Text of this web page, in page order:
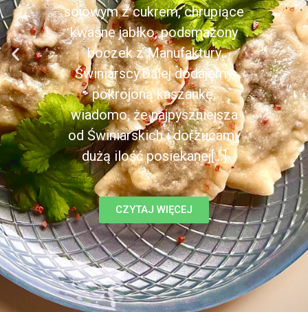
sojowym z cukrem, chrupiące
kwaśne jabłko, podsmażony
boczek z Manufaktury
Świniarscy.Dalej dodajemy
pokrojoną kaszankę,
wiadomo, że najpyszniejsza
od Świniarskich i dorzucamy
dużą ilość posiekanej[...]
CZYTAJ WIĘCEJ